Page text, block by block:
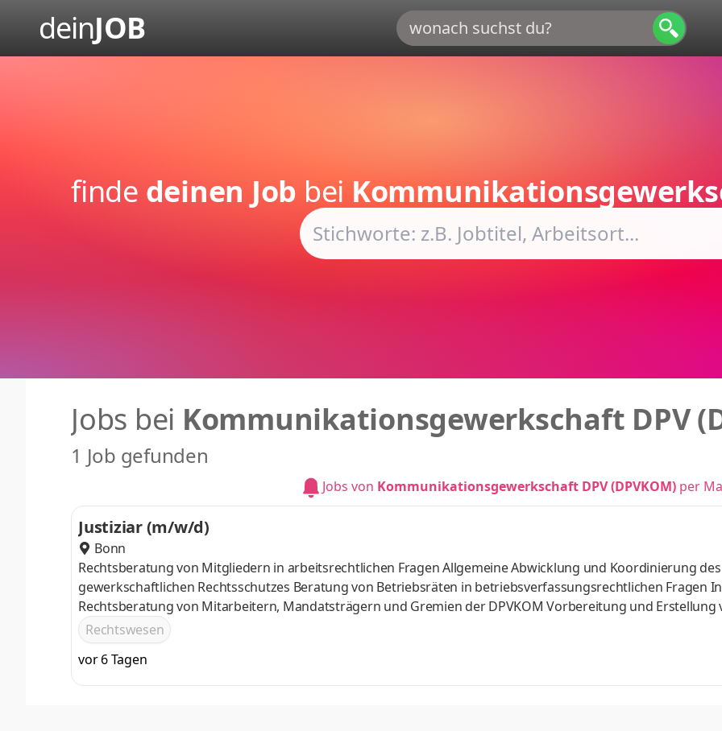
deinJOB
finde deinen Job bei
Jobs bei Kommunikationsgewerkschaft DPV
1 Job gefunden
Jobs von Kommunikationsgewerkschaft DPV (DPVKOM)per
Justiziar (m/w/d)
Bonn
Rechtsberatung von Mitgliedern in arbeitsrechtlichen Fragen Allgemeine Abwicklung und Koordinierung des
gewerkschaftlichen Rechtsschutzes Beratung von Betriebsräten in betriebsverfassungsrechtlichen Fragen
Rechtsberatung von Mitarbeitern, Mandatsträgern und Gremien der DPVKOM Vorbereitung und Erstellung
Schulungsunterlagen (Betriebsräteschulungen) Eigenverantwortliche Durchführung von
Organisatorische Vorbereitung und rechtliche Begleitung von Betriebsratswahlen in der Organisation
Rechtswesen
vor 6 Tagen